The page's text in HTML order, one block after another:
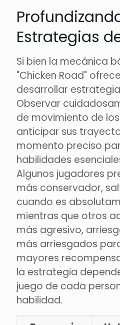
Estrategias
Si bien la mecánica
"Chicken Road"
desarrollar
Observar
de movimiento de
anticipar sus
momento preciso
habilidades
Algunos jugadores
más conservador,
cuando es
mientras que otros
más agresivo,
más arriesgados
mayores
la estrategia
juego de cada
habilidad.